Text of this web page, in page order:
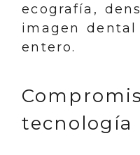
ecografía,
imagen dental
entero.